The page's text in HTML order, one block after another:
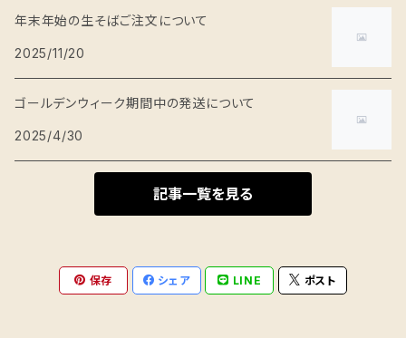
年末年始の生そばご注文について
2025/11/20
ゴールデンウィーク期間中の発送について
2025/4/30
記事一覧を見る
保存 シェア LINE ポスト